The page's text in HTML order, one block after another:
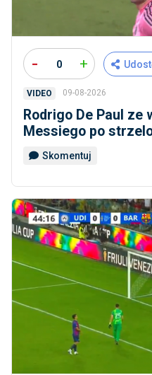
- 0 +
VIDEO 09-08-2026
Rodrigo De Paul ze
Messiego po
Skomentuj